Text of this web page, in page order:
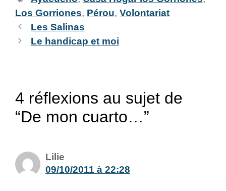
Los Gorriones, Pérou, Volontariat
Les Salinas
Le handicap et moi
4 réflexions au sujet de
“De mon cuarto…”
Lilie
09/10/2011 à 22:28